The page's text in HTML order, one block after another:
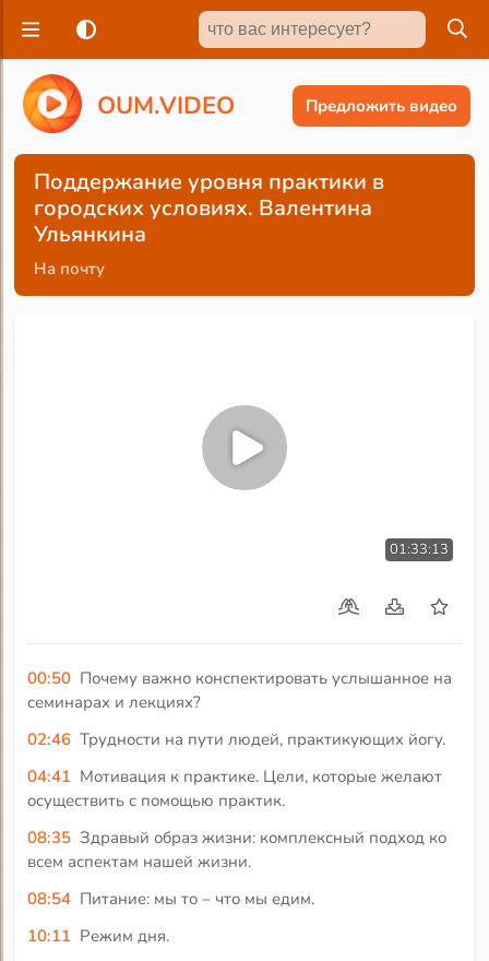
OUM.VIDEO Предложить видео
Поддержание уровня практики в
городских условиях. Валентина
Ульянкина
На почту
01:33:13
00:50 Почему важно конспектировать услышанное на
семинарах и лекциях?
02:46 Трудности на пути людей, практикующих йогу.
04:41 Мотивация к практике. Цели, которые желают
осуществить с помощью практик.
08:35 Здравый образ жизни: комплексный подход ко
всем аспектам нашей жизни.
08:54 Питание: мы то – что мы едим.
10:11 Режим дня.